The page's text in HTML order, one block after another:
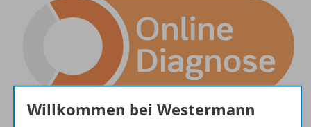
Willkommen bei Westermann